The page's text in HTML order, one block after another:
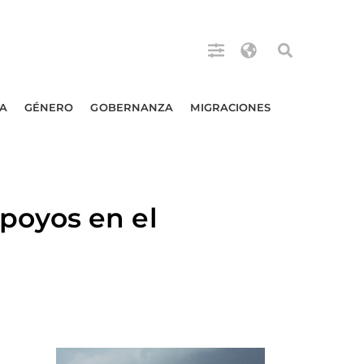
GÉNERO GOBERNANZA MIGRACIONES
en el